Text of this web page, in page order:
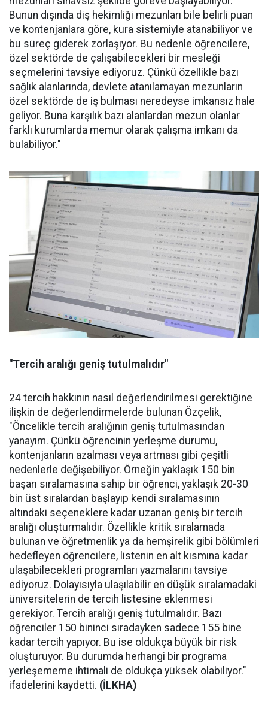
Bunun dışında diş hekimliği mezunları bile belirli puan
ve kontenjanlara göre, kura sistemiyle atanabiliyor ve
bu süreç giderek zorlaşıyor. Bu nedenle öğrencilere,
özel sektörde de çalışabilecekleri bir mesleği
seçmelerini tavsiye ediyoruz. Çünkü özellikle bazı
sağlık alanlarında, devlete atanılamayan mezunların
özel sektörde de iş bulması neredeyse imkansız hale
geliyor. Buna karşılık bazı alanlardan mezun olanlar
farklı kurumlarda memur olarak çalışma imkanı da
bulabiliyor."
"Tercih aralığı geniş tutulmalıdır"
24 tercih hakkının nasıl değerlendirilmesi gerektiğine
ilişkin de değerlendirmelerde bulunan Özçelik,
"Öncelikle tercih aralığının geniş tutulmasından
yanayım. Çünkü öğrencinin yerleşme durumu,
kontenjanların azalması veya artması gibi çeşitli
nedenlerle değişebiliyor. Örneğin yaklaşık 150 bin
başarı sıralamasına sahip bir öğrenci, yaklaşık 20-30
bin üst sıralardan başlayıp kendi sıralamasının
altındaki seçeneklere kadar uzanan geniş bir tercih
aralığı oluşturmalıdır. Özellikle kritik sıralamada
bulunan ve öğretmenlik ya da hemşirelik gibi bölümleri
hedefleyen öğrencilere, listenin en alt kısmına kadar
ulaşabilecekleri programları yazmalarını tavsiye
ediyoruz. Dolayısıyla ulaşılabilir en düşük sıralamadaki
üniversitelerin de tercih listesine eklenmesi
gerekiyor. Tercih aralığı geniş tutulmalıdır. Bazı
öğrenciler 150 bininci sıradayken sadece 155 bine
kadar tercih yapıyor. Bu ise oldukça büyük bir risk
oluşturuyor. Bu durumda herhangi bir programa
yerleşememe ihtimali de oldukça yüksek olabiliyor."
ifadelerini kaydetti. (İLKHA)